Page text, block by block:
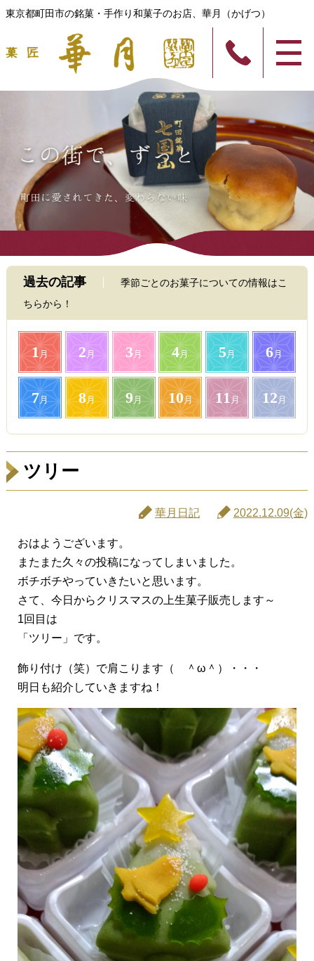
東京都町田市の銘菓・手作り和菓子のお店、華月（かげつ）
過去の記事
季節ごとのお菓子についての情報はこ
ちらから！
1月 2 月 3 月 4月 5月 6月
7月 8月 9月 10月 11 月 12 月
ツリー
華月日記 2022.12.09(金)
おはようございます。
またまた久々の投稿になってしまいました。
ボチボチやっていきたいと思います。
さて、今日からクリスマスの上生菓子販売します～
1回目は
「ツリー」です。
飾り付け（笑）で肩こります（ ＾ω＾）・・・
明日も紹介していきますね！